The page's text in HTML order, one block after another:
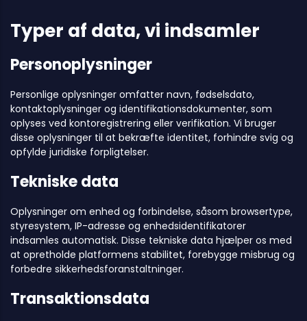
Typer af data, vi indsamler
Personoplysninger
Personlige oplysninger omfatter navn, fødselsdato,
kontaktoplysninger og identifikationsdokumenter, som
oplyses ved kontoregistrering eller verifikation. Vi bruger
disse oplysninger til at bekræfte identitet, forhindre svig og
opfylde juridiske forpligtelser.
Tekniske data
Oplysninger om enhed og forbindelse, såsom browsertype,
styresystem, IP-adresse og enhedsidentifikatorer
indsamles automatisk. Disse tekniske data hjælper os med
at opretholde platformens stabilitet, forebygge misbrug og
forbedre sikkerhedsforanstaltninger.
Transaktionsdata